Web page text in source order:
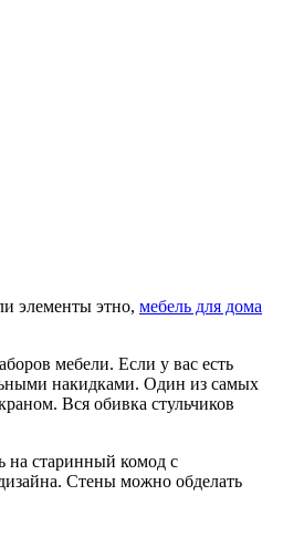
элементы этно, мебель для дома
мебели. Если у вас есть
накидками. Один из самых
Вся обивка стульчиков
на старинный комод с
Стены можно обделать